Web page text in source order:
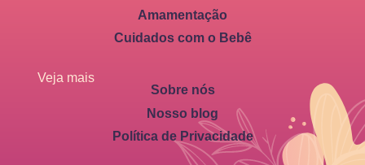
Amamentação
Cuidados com o Bebê
Veja mais
Sobre nós
Nosso blog
Política de Privacidade